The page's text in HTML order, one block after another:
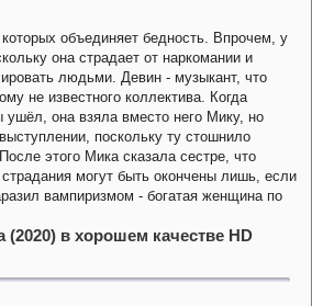
объединяет бедность. Впрочем, у
она страдает от наркомании и
людьми. Девин - музыкант, что
не известного коллектива. Когда
ушёл, она взяла вместо него Мику, но
поскольку ту стошнило
этого Мика сказала сестре, что
могут быть окончены лишь, если
вампиризмом - богатая женщина по
в хорошем качестве HD